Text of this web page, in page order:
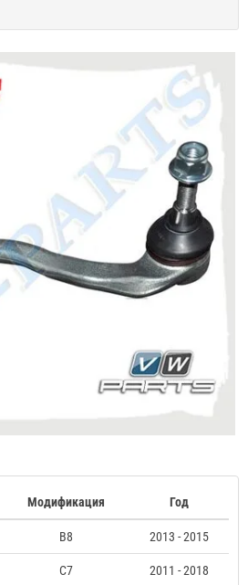
Модификация Год
B8 2013 - 2015
C7 2011 - 2018